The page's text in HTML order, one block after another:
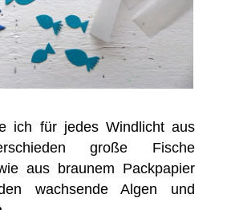
ich für jedes Windlicht aus
große Fische
aus braunem Packpapier
wachsende Algen und